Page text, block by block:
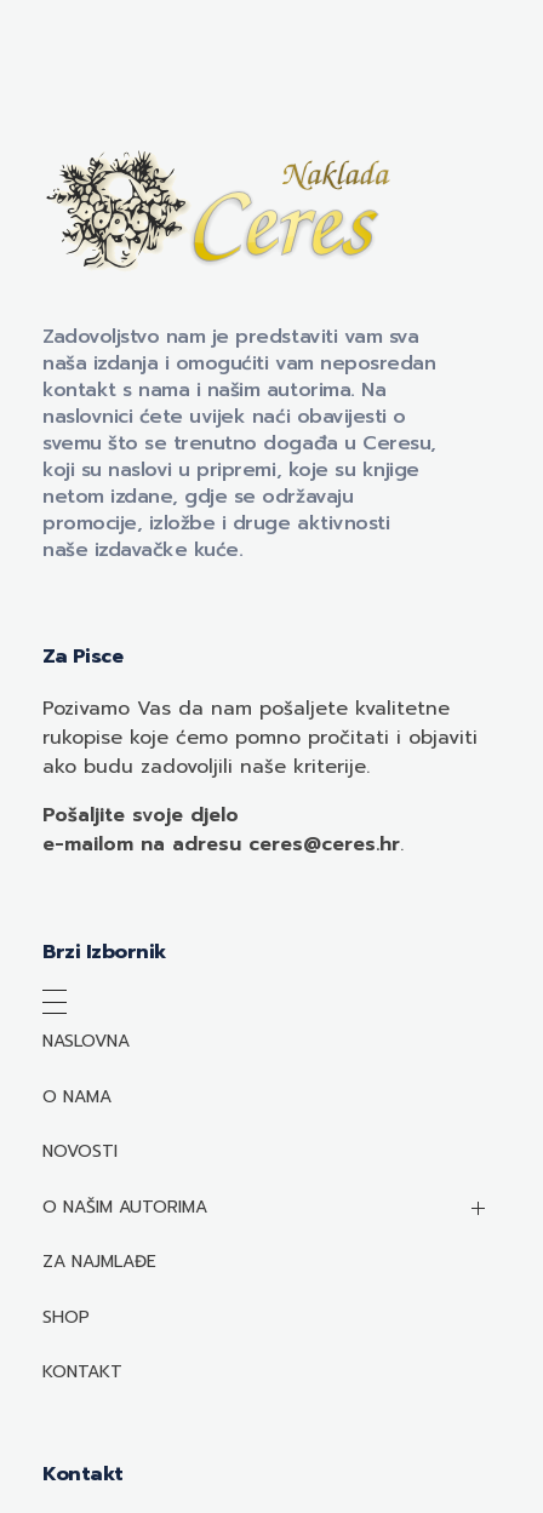
Zadovoljstvo nam je predstaviti vam sva
naša izdanja i omogućiti vam neposredan
kontakt s nama i našim autorima. Na
naslovnici ćete uvijek naći obavijesti o
svemu što se trenutno događa u Ceresu,
koji su naslovi u pripremi, koje su knjige
netom izdane, gdje se održavaju
promocije, izložbe i druge aktivnosti
naše izdavačke kuće.
Za Pisce
Pozivamo Vas da nam pošaljete kvalitetne
rukopise koje ćemo pomno pročitati i objaviti
ako budu zadovoljili naše kriterije.
Pošaljite svoje djelo
e-mailom na adresu ceres@ceres.hr.
Brzi Izbornik
NASLOVNA
O NAMA
NOVOSTI
O NAŠIM AUTORIMA
Biografije autora
Mediji o autorima i njihovim naslovima
ZA NAJMLAĐE
SHOP
KONTAKT
Kontakt